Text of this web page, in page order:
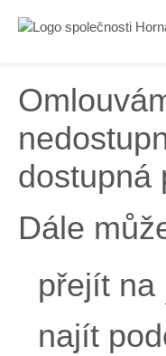
dostupná
Dále
přejít na
najít